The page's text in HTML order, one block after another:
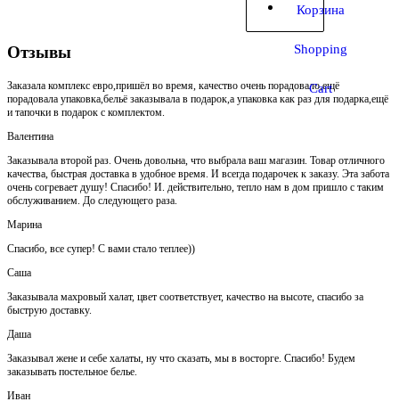
Корзина
Shopping
Cart
Отзывы
Заказала комплекс евро,пришёл во время, качество очень порадовало,ещё
порадовала упаковка,бельё заказывала в подарок,а упаковка как раз для подарка,ещё
и тапочки в подарок с комплектом.
Валентина
Заказывала второй раз. Очень довольна, что выбрала ваш магазин. Товар отличного
качества, быстрая доставка в удобное время. И всегда подарочек к заказу. Эта забота
очень согревает душу! Спасибо! И. действительно, тепло нам в дом пришло с таким
обслуживанием. До следующего раза.
Марина
Спасибо, все супер! С вами стало теплее))
Саша
Заказывала махровый халат, цвет соответствует, качество на высоте, спасибо за
быструю доставку.
Даша
Заказывал жене и себе халаты, ну что сказать, мы в восторге. Спасибо! Будем
заказывать постельное белье.
Иван